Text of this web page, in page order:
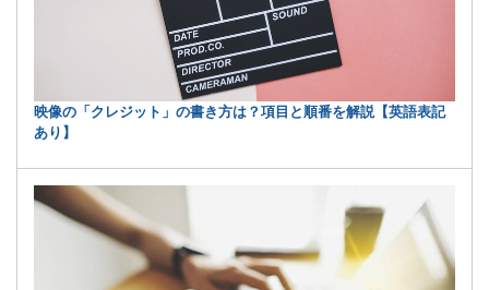
映像の「クレジット」の書き方は？項目と順番を解説【英語表記
あり】